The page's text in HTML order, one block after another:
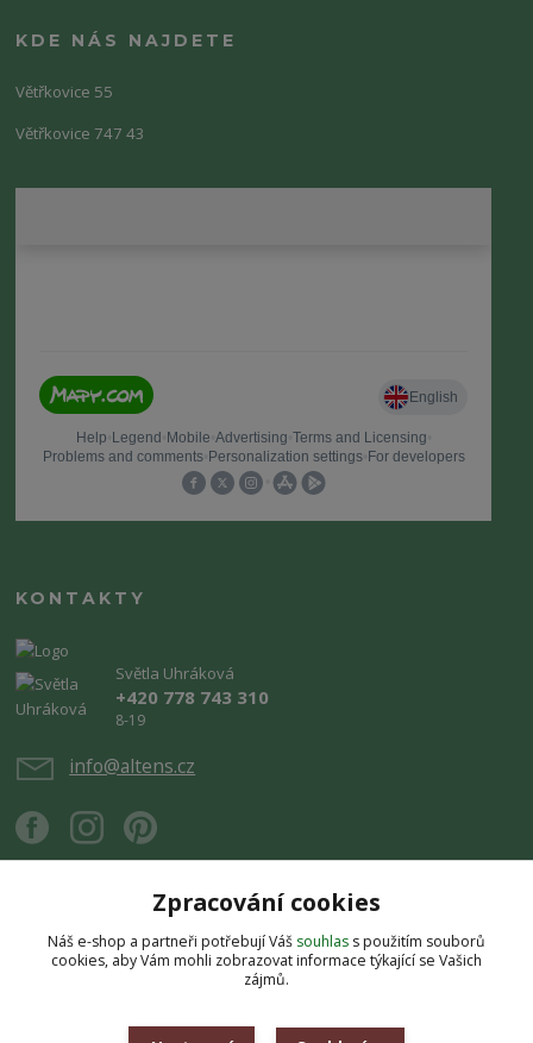
KDE NÁS NAJDETE
Větřkovice 55
Větřkovice 747 43
KONTAKTY
Světla Uhráková
+420 778 743 310
8-19
info@altens.cz
Upravit sběr cookies.
Jakékoli užití obsahu bez souhlasu autora je zakázáno.
Zpracování cookies
Náš e-shop a partneři potřebují Váš souhlas s použitím souborů
cookies, aby Vám mohli zobrazovat informace týkající se Vašich
zájmů.